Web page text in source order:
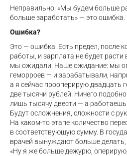
Неправильно. «Мы будем больше
больше заработать» — это ошибка.
Ошибка?
Это — ошибка. Есть предел, после
работы, и зарплата не будет расти
мы ожидали. Наше ожидание: мы
геморроев — и зарабатывали,
а я сейчас прооперирую двадцать
две тысячи рублей. Ничего
лишь тысячу двести — а
Будут осложнения, сложности с
На каком-то этапе количество
в соответствующую сумму. В
врачей вынуждают больше делать,
«Ну я же больше дежурю,